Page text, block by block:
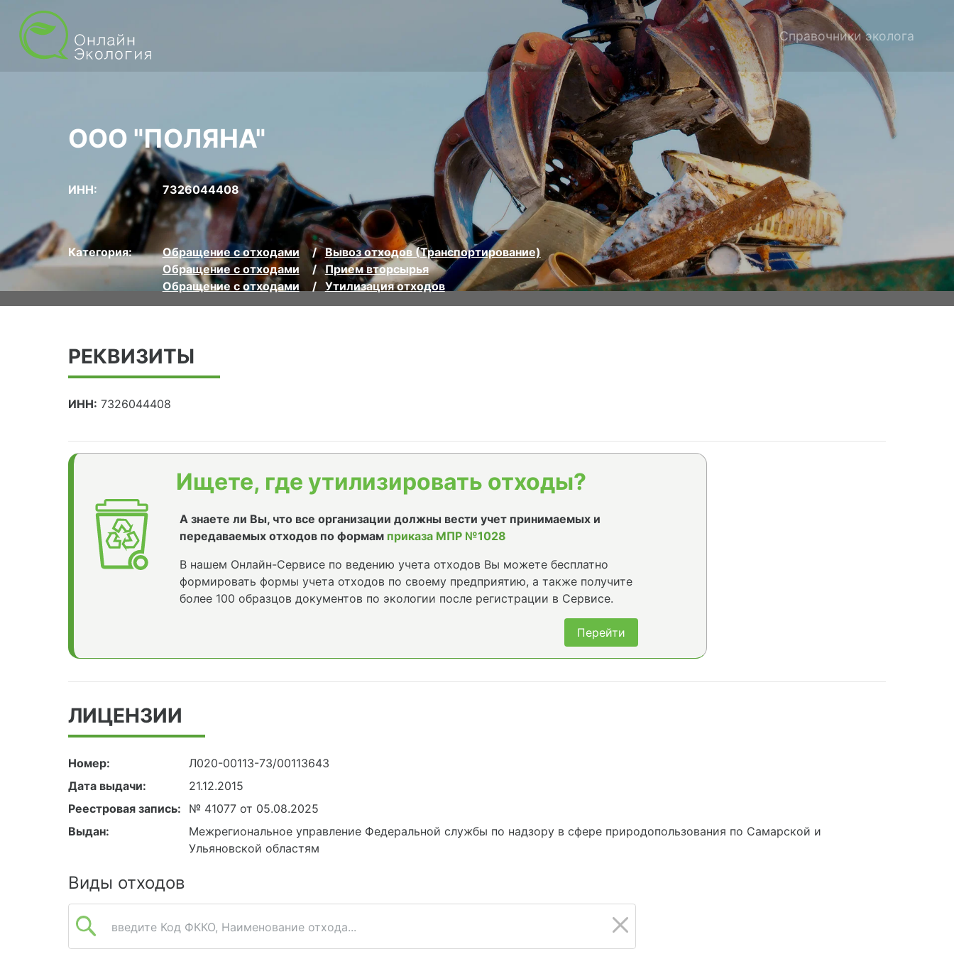
Справочники эколога
ООО "ПОЛЯНА"
ИНН: 7326044408
Категория: Обращение с отходами
Вывоз отходов (Транспортирование)
Обращение с отходами
Прием вторсырья
Обращение с отходами
Утилизация отходов
РЕКВИЗИТЫ
ИНН: 7326044408
Ищете, где утилизировать отходы?
А знаете ли Вы, что все организации должны вести учет принимаемых и
передаваемых отходов по формам приказа МПР №1028
В нашем Онлайн-Сервисе по ведению учета отходов Вы можете бесплатно
формировать формы учета отходов по своему предприятию, а также получите
более 100 образцов документов по экологии после регистрации в Сервисе.
Перейти
ЛИЦЕНЗИИ
Номер:
Л020-00113-73/00113643
Дата выдачи:
21.12.2015
Реестровая запись:
№ 41077 от 05.08.2025
Выдан:
Межрегиональное управление Федеральной службы по надзору в сфере природопользования по Самарской и
Ульяновской областям
Виды отходов
введите Код ФККО, Наименование отхода...